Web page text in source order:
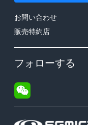
お問い合わせ
販売特約店
フォローする